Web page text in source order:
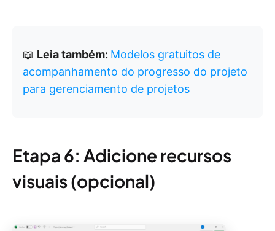
📖 Leia também: Modelos gratuitos de
acompanhamento do progresso do projeto
para gerenciamento de projetos
Etapa 6: Adicione recursos
visuais (opcional)